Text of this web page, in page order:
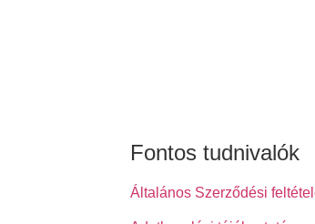
Fontos tudnivalók
Általános Szerződési